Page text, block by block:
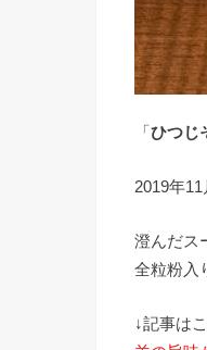
「ひつじ
2019年
澄んだス
全粒粉入
↓記事は